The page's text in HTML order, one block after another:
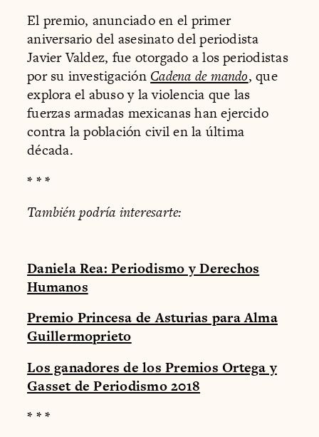
El premio, anunciado en el primer
aniversario del asesinato del periodista
Javier Valdez, fue otorgado a los periodistas
por su investigación Cadena de mando, que
explora el abuso y la violencia que las
fuerzas armadas mexicanas han ejercido
contra la población civil en la última
década.
* * *
También podría interesarte:
Daniela Rea: Periodismo y Derechos
Humanos
Premio Princesa de Asturias para Alma
Guillermoprieto
Los ganadores de los Premios Ortega y
Gasset de Periodismo 2018
* * *